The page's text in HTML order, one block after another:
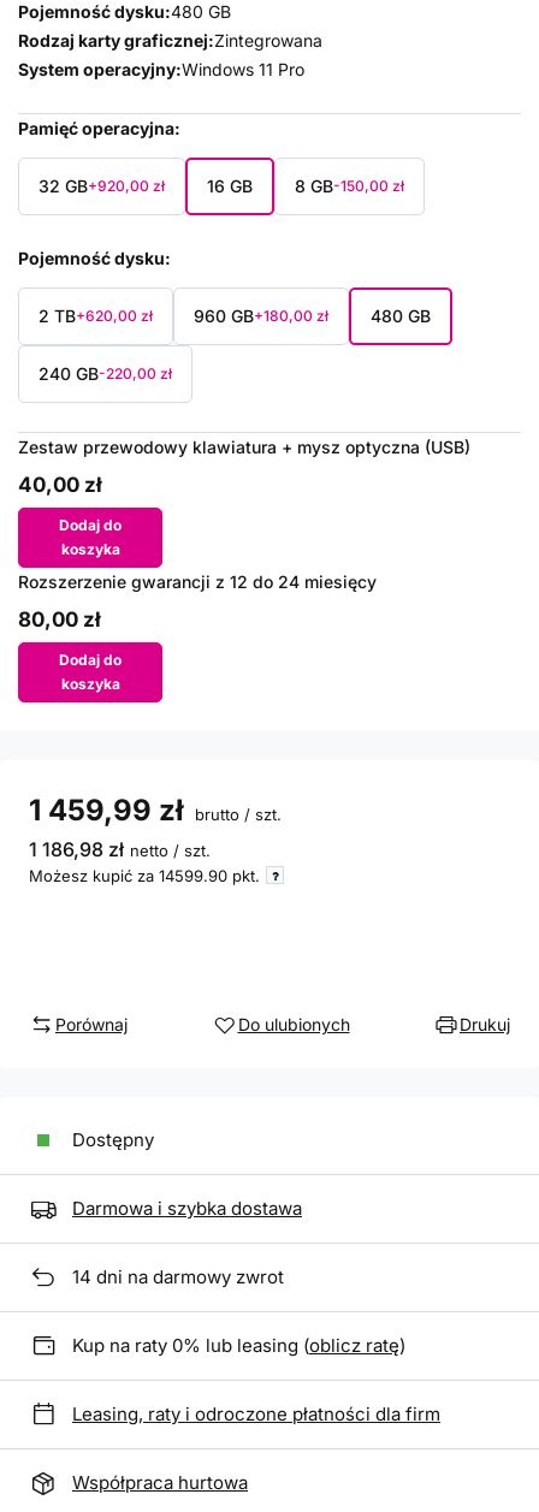
Pojemność dysku:480 GB
Rodzaj karty graficznej:Zintegrowana
System operacyjny:Windows 11 Pro
Pamięć operacyjna
32 GB+920,00 zł 16 GB 8 GB-150,00 zł
Pojemność dysku
2 TB+620,00 zł 960 GB+180,00 zł 480 GB
240 GB-220,00 zł
Zestaw przewodowy klawiatura + mysz optyczna (USB)
40,00 zł
Dodaj do
koszyka
Rozszerzenie gwarancji z 12 do 24 miesięcy
80,00 zł
Dodaj do
koszyka
1 459,99 zł brutto / szt.
1 186,98 zł netto / szt.
Możesz kupić za 14599.90 pkt.
Porównaj Do ulubionych Drukuj
Dostępny
Darmowa i szybka dostawa
14 dni na darmowy zwrot
Kup na raty 0% lub leasing (oblicz ratę)
Leasing, raty i odroczone płatności dla firm
Współpraca hurtowa